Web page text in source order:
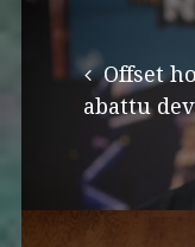
navigation
Offset
abattu